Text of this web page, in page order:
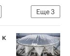
Еще3
к